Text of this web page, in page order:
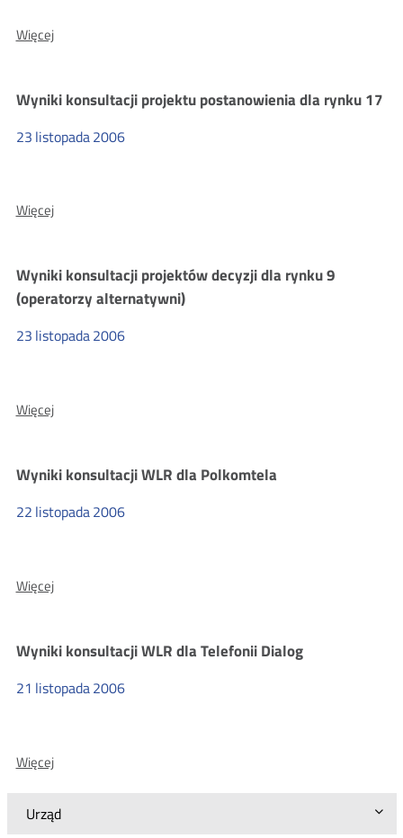
Urząd
WięcejO:
decyzji
rynku
1
Wyniki konsultacji projektu postanowienia dla rynku 17
23 listopada2006
WięcejO:
postanowienia
dla
rynku
Wyniki konsultacji projektów decyzji dla rynku 9
(operatorzy alternatywni)
23 listopada2006
WięcejO:
decyzji
rynku
9
Wyniki konsultacji WLR dla Polkomtela
22 listopada2006
WięcejO:
dla
Wyniki konsultacji WLR dla Telefonii Dialog
21 listopada2006
WięcejO:
WLR
dla